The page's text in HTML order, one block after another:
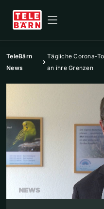
TeleBärn
News
Tägliche Corona-
an ihre Grenzen